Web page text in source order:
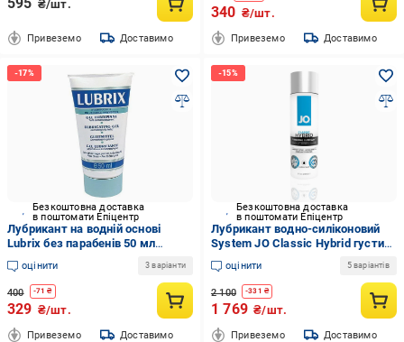
₴/шт.
Привеземо Доставимо
340 ₴/шт.
Привеземо Доставимо
Безкоштовна доставка
в поштомати Епіцентр
Лубрикант на водній основі
Lubrix без парабенів 50 мл
(2179286606)
оцінити 3 варіанти
400 -71 ₴
329 ₴/шт.
Привеземо Доставимо
Безкоштовна доставка
в поштомати Епіцентр
Лубрикант водно-силіконовий
System JO Classic Hybrid густий
240 мл
оцінити 5 варіантів
2 100 -331 ₴
1 769 ₴/шт.
Привеземо Доставимо